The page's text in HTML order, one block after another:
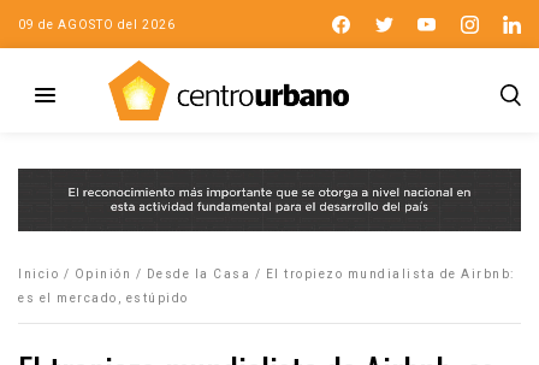
09 de AGOSTO del 2026
Inicio / Opinión / Desde la Casa /
El tropiezo mundialista de Airbnb:
es el mercado, estúpido